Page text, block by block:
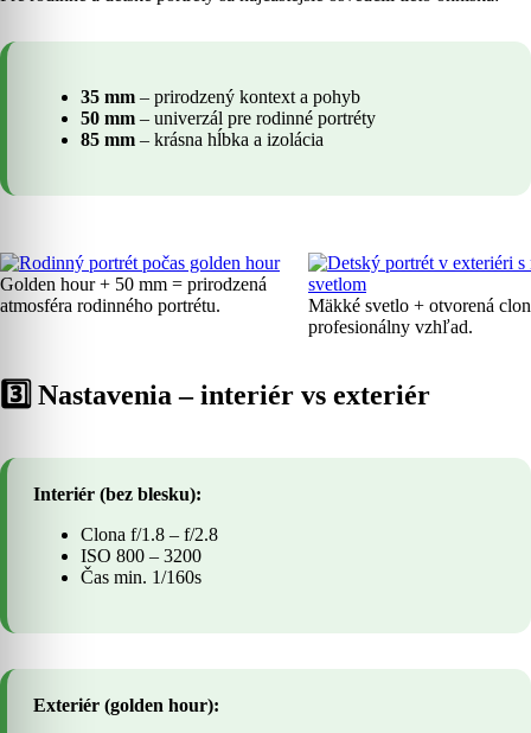
35 mm – prirodzený kontext a pohyb
50 mm – univerzál pre rodinné portréty
85 mm – krásna hĺbka a izolácia
Golden hour + 50 mm = prirodzená
atmosféra rodinného portrétu.
Mäkké svetlo + otvorená
profesionálny vzhľad.
3️⃣ Nastavenia – interiér vs exteriér
Interiér (bez blesku):
Clona f/1.8 – f/2.8
ISO 800 – 3200
Čas min. 1/160s
Exteriér (golden hour):